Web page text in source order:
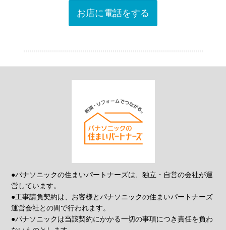
お店に電話をする
●パナソニックの住まいパートナーズは、独立・自営の会社が運
営しています。
●工事請負契約は、お客様とパナソニックの住まいパートナーズ
運営会社との間で行われます。
●パナソニックは当該契約にかかる一切の事項につき責任を負わ